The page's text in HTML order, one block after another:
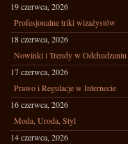
19 czerwca, 2026
Profesjonalne triki wizażystów
18 czerwca, 2026
Nowinki i Trendy w Odchudzaniu
17 czerwca, 2026
Prawo i Regulacje w Internecie
16 czerwca, 2026
Moda, Uroda, Styl
14 czerwca, 2026